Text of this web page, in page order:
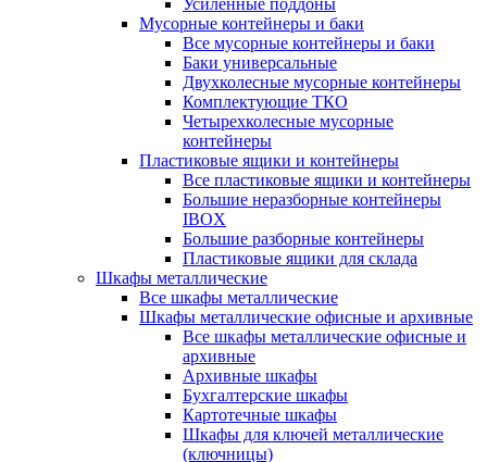
Усиленные поддоны
Мусорные контейнеры и баки
Все мусорные контейнеры и баки
Баки универсальные
Двухколесные мусорные контейнеры
Комплектующие ТКО
Четырехколесные мусорные
контейнеры
Пластиковые ящики и контейнеры
Все пластиковые ящики и контейнеры
Большие неразборные контейнеры
IBOX
Большие разборные контейнеры
Пластиковые ящики для склада
Шкафы металлические
Все шкафы металлические
Шкафы металлические офисные и архивные
Все шкафы металлические офисные и
архивные
Архивные шкафы
Бухгалтерские шкафы
Картотечные шкафы
Шкафы для ключей металлические
(ключницы)